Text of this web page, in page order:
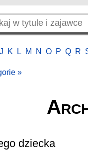
J K L M N O P Q R
»
dziecka